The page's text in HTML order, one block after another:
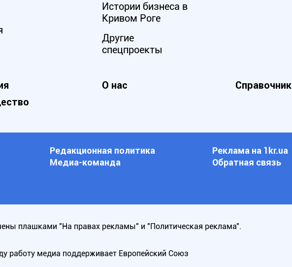
Истории бизнеса в
Кривом Роге
Другие
спецпроекты
О нас
Справочник
Редакционная политика
Реклама на 1kr.ua
Медиа-команда
Обратная связь
плашками "На правах рекламы" и "Политическая реклама".
работу медиа поддерживает Европейский Союз